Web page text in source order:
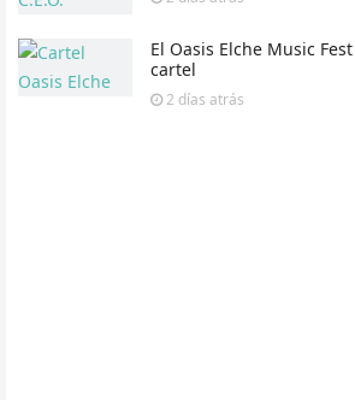
El Oasis Elche Music
cartel
2 días atrás